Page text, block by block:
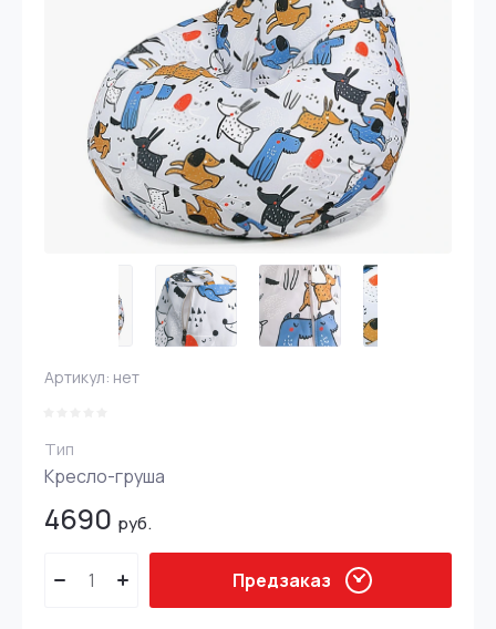
Артикул: нет
Тип
Кресло-груша
4690 руб.
Предзаказ